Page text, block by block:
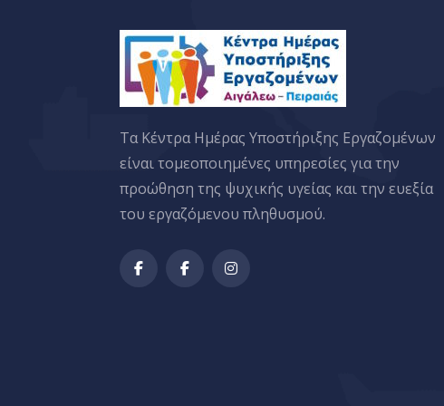
Tα Κέντρα Ημέρας Υποστήριξης Εργαζομένων
είναι τομεοποιημένες υπηρεσίες για την
προώθηση της ψυχικής υγείας και την ευεξία
του εργαζόμενου πληθυσμού.